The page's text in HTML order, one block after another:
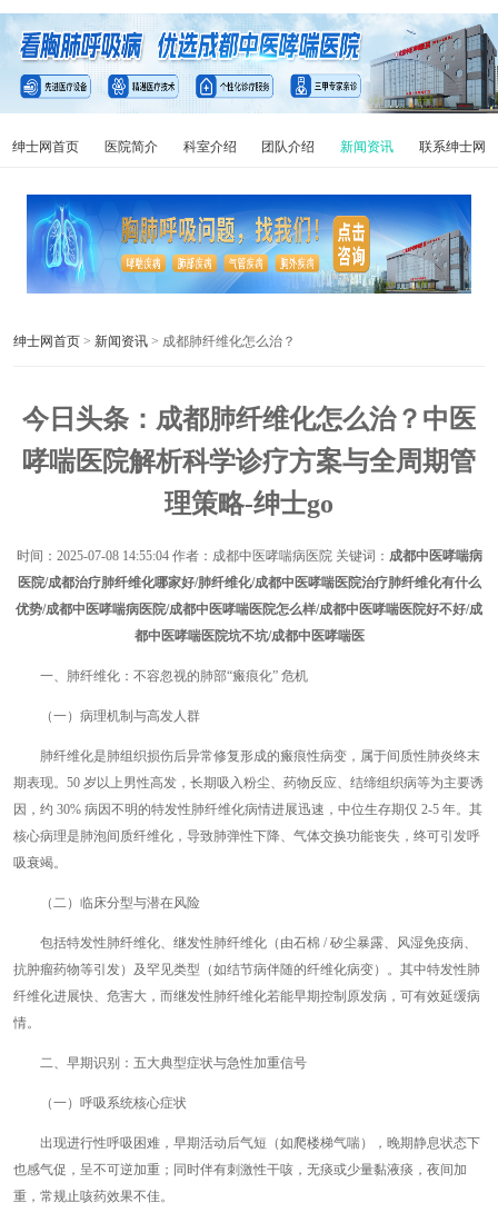
绅士网首页 医院简介 科室介绍 团队介绍 新闻资讯 联系绅士网
绅士网首页 > 新闻资讯 > 成都肺纤维化怎么治？
今日头条：成都肺纤维化怎么治？中医
哮喘医院解析科学诊疗方案与全周期管
理策略-绅士go
时间： 2025-07-08 14:55:04作者：成都中医哮喘病医院 关键词： 成都中医哮喘病
医院/成都治疗肺纤维化哪家好/肺纤维化/成都中医哮喘医院治疗肺纤维化有什么
优势/成都中医哮喘病医院/成都中医哮喘医院怎么样/成都中医哮喘医院好不好/成
都中医哮喘医院坑不坑/成都中医哮喘医
一、肺纤维化：不容忽视的肺部“瘢痕化” 危机
（一）病理机制与高发人群
肺纤维化是肺组织损伤后异常修复形成的瘢痕性病变，属于间质性肺炎终末
期表现。50 岁以上男性高发，长期吸入粉尘、药物反应、结缔组织病等为主要诱
因，约 30% 病因不明的特发性肺纤维化病情进展迅速，中位生存期仅 2-5 年。其
核心病理是肺泡间质纤维化，导致肺弹性下降、气体交换功能丧失，终可引发呼
吸衰竭。
（二）临床分型与潜在风险
包括特发性肺纤维化、继发性肺纤维化（由石棉 / 矽尘暴露、风湿免疫病、
抗肿瘤药物等引发）及罕见类型（如结节病伴随的纤维化病变）。其中特发性肺
纤维化进展快、危害大，而继发性肺纤维化若能早期控制原发病，可有效延缓病
情。
二、早期识别：五大典型症状与急性加重信号
（一）呼吸系统核心症状
出现进行性呼吸困难，早期活动后气短（如爬楼梯气喘），晚期静息状态下
也感气促，呈不可逆加重；同时伴有刺激性干咳，无痰或少量黏液痰，夜间加
重，常规止咳药效果不佳。